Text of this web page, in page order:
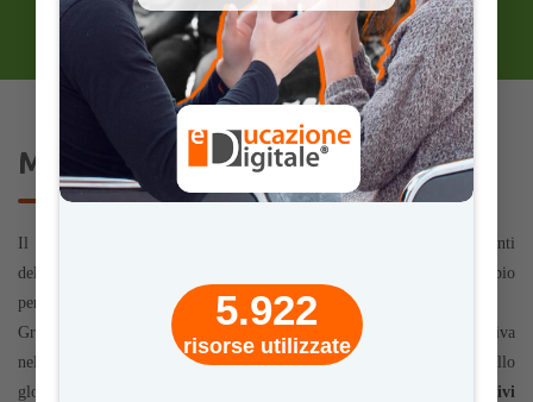
5.922
risorse utilizzate
Minds of Change
Il percorso didattico
è dedicato a docenti e studenti
delle
che intendono approfondire l’ampio
perimetro di quella disciplina che chiamiamo “
sostenibilità
Grazie all’esperienza di
, l’ONG storicamente più attiva
nell’ambito della lotta alle povertà ed alle disuguaglianze a livello
globale, gli studenti avranno a disposizione
strumenti digitali educativi